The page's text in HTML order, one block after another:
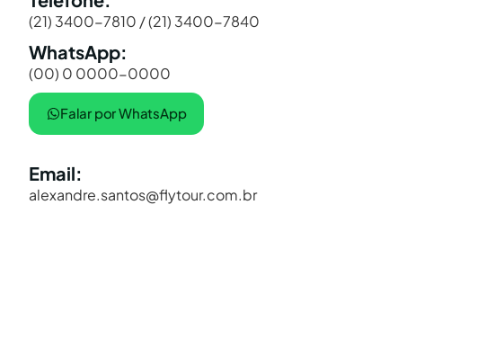
(21) 3400-7810 / (21) 3400-7840
WhatsApp:
(00) 0 0000-0000
Falar por WhatsApp
Email:
alexandre.santos@flytour.com.br